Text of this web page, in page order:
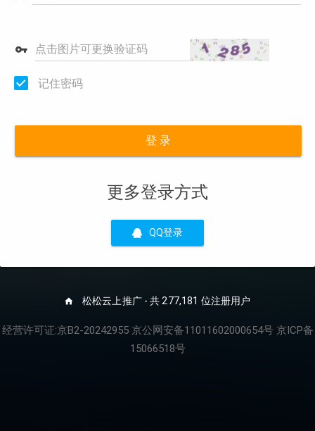
点击图片可更换验证码
记住密码
登 录
更多登录方式
QQ登录
松松云上推广 - 共 277,181 位注册用户
经营许可证:京B2-20242955 京公网安备11011602000654号 京ICP备
15066518号